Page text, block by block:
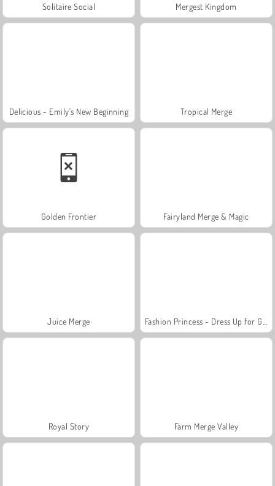
Solitaire Social Mergest Kingdom
Delicious - Emily's New Beginning Tropical Merge
Golden Frontier Fairyland Merge & Magic
Juice Merge
Royal Story Farm Merge Valley